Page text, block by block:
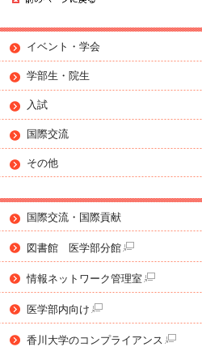
イベント・学会
学部生・院生
入試
国際交流
その他
国際交流・国際貢献
図書館 医学部分館
情報ネットワーク管理室
医学部内向け
香川大学のコンプライアンス